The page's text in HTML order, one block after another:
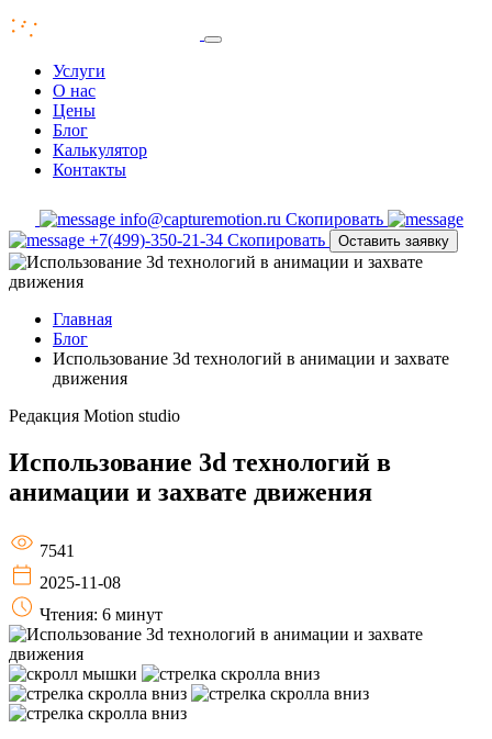
Услуги
О нас
Цены
Блог
Калькулятор
Контакты
info@capturemotion.ru Скопировать
+7(499)-350-21-34 Скопировать Оставить заявку
Главная
Блог
Использование 3d технологий в анимации и захвате
движения
Редакция Motion studio
Использование 3d технологий в
анимации и захвате движения
7541
2025-11-08
Чтения: 6 минут